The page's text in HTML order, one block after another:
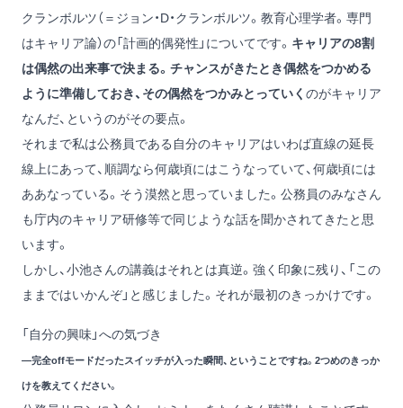
クランボルツ（＝ジョン・D・クランボルツ。教育心理学者。専門
はキャリア論）の「計画的偶発性」についてです。 キャリアの8割
は偶然の出来事で決まる。チャンスがきたとき偶然をつかめる
ように準備しておき、その偶然をつかみとっていく のがキャリア
なんだ、というのがその要点。
それまで私は公務員である自分のキャリアはいわば直線の延長
線上にあって、順調なら何歳頃にはこうなっていて、何歳頃には
ああなっている。そう漠然と思っていました。公務員のみなさん
も庁内のキャリア研修等で同じような話を聞かされてきたと思
います。
しかし、小池さんの講義はそれとは真逆。強く印象に残り、「この
ままではいかんぞ」と感じました。それが最初のきっかけです。
「自分の興味」への気づき
―完全offモードだったスイッチが入った瞬間、ということですね。2つめのきっか
けを教えてください。